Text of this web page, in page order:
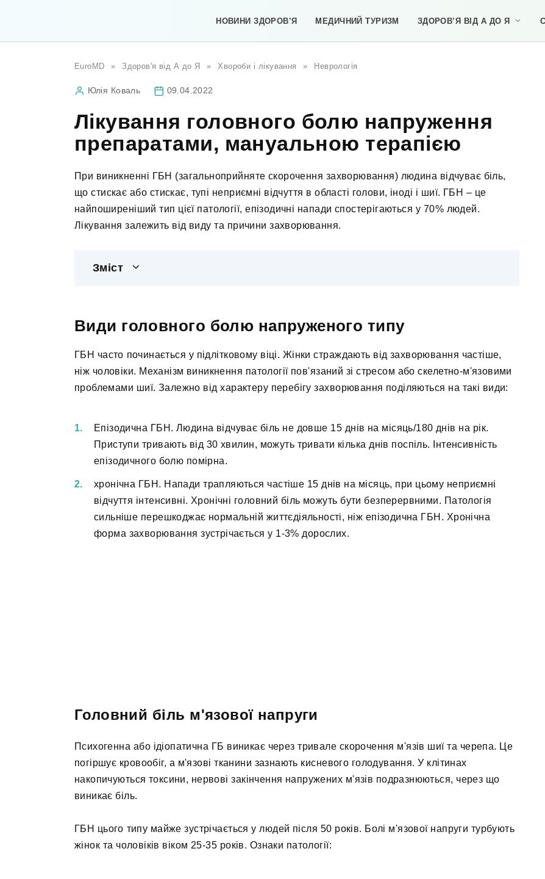
НОВИНИ ЗДОРОВ’Я МЕДИЧНИЙ ТУРИЗМ ЗДОРОВ’Я ВІД А ДО Я
EuroMD » Здоров'я від А до Я » Хвороби і лікування » Неврологія
Юлія Коваль 09.04.2022
Лікування головного болю напруження
препаратами, мануальною терапією
При виникненні ГБН (загальноприйняте скорочення захворювання) людина відчуває біль,
що стискає або стискає, тупі неприємні відчуття в області голови, іноді і шиї. ГБН – це
найпоширеніший тип цієї патології, епізодичні напади спостерігаються у 70% людей.
Лікування залежить від виду та причини захворювання.
Зміст
Види головного болю напруженого типу
ГБН часто починається у підлітковому віці. Жінки страждають від захворювання частіше,
ніж чоловіки. Механізм виникнення патології пов'язаний зі стресом або скелетно-м'язовими
проблемами шиї. Залежно від характеру перебігу захворювання поділяються на такі види:
Епізодична ГБН. Людина відчуває біль не довше 15 днів на місяць/180 днів на рік.
Приступи тривають від 30 хвилин, можуть тривати кілька днів поспіль. Інтенсивність
епізодичного болю помірна.
хронічна ГБН. Напади трапляються частіше 15 днів на місяць, при цьому неприємні
відчуття інтенсивні. Хронічні головний біль можуть бути безперервними. Патологія
сильніше перешкоджає нормальній життєдіяльності, ніж епізодична ГБН. Хронічна
форма захворювання зустрічається у 1-3% дорослих.
Головний біль м'язової напруги
Психогенна або ідіопатична ГБ виникає через тривале скорочення м'язів шиї та черепа. Це
погіршує кровообіг, а м'язові тканини зазнають кисневого голодування. У клітинах
накопичуються токсини, нервові закінчення напружених м'язів подразнюються, через що
виникає біль.
ГБН цього типу майже зустрічається у людей після 50 років. Болі м'язової напруги турбують
жінок та чоловіків віком 25-35 років. Ознаки патології: